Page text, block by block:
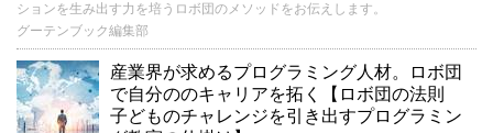
ションを生み出す力を培うロボ団のメソッドをお伝えします。
グーテンブック編集部
産業界が求めるプログラミング人材。ロボ団
で自分ののキャリアを拓く【ロボ団の法則
子どものチャレンジを引き出すプログラミン